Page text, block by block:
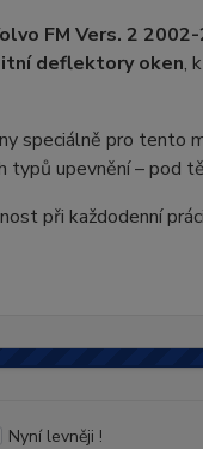
FM Vers. 2
deflektory oken,
speciálně pro tento
typů upevnění – pod
při každodenní
Nyní levněji !